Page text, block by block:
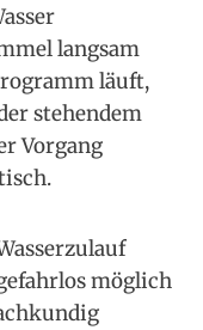
langsam
läuft,
stehendem
Vorgang
möglich